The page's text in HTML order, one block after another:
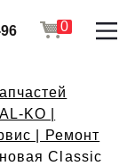
0
KO |
| Ремонт
Classic